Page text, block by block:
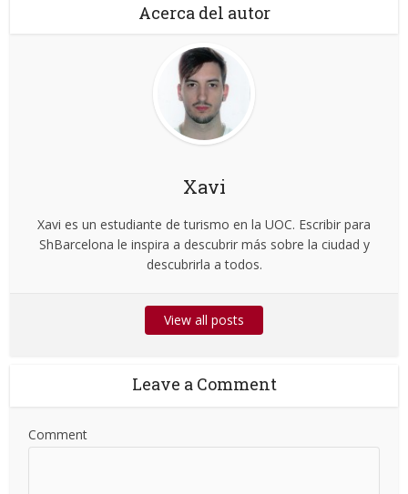
Acerca del autor
Xavi
Xavi es un estudiante de turismo en la UOC. Escribir para
ShBarcelona le inspira a descubrir más sobre la ciudad y
descubrirla a todos.
View all posts
Leave a Comment
Comment